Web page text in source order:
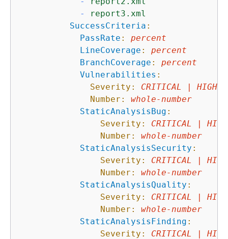
-
report3.xml
SuccessCriteria :
PassRate :
percent
LineCoverage :
percent
BranchCoverage :
percent
Vulnerabilities :
Severity:
CRITICAL | HIGH
Number:
whole-number
StaticAnalysisBug :
Severity:
CRITICAL |
HIGH
Number:
whole-number
StaticAnalysisSecurity :
Severity:
CRITICAL |
HIGH
Number:
whole-number
StaticAnalysisQuality :
Severity:
CRITICAL |
HIGH
Number:
whole-number
StaticAnalysisFinding :
Severity:
CRITICAL |
HIGH